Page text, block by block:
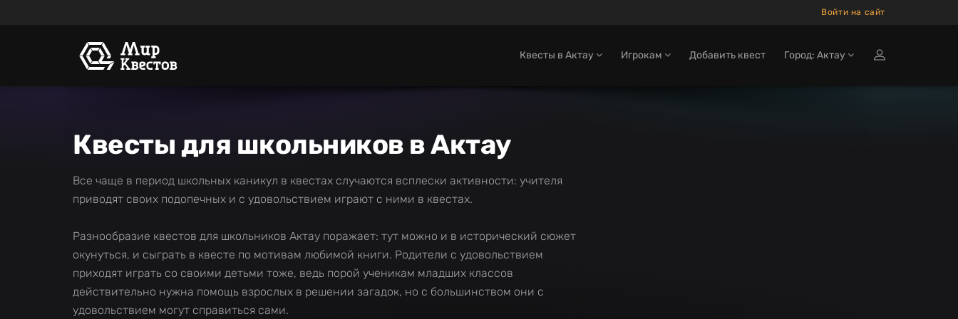
Войти на сайт
Квесты в Актау Игрокам Добавить квест Город: Актау
Квесты для школьников в Актау
Все чаще в период школьных каникул в квестах случаются всплески активности: учителя
приводят своих подопечных и с удовольствием играют с ними в квестах.
Разнообразие квестов для школьников Актау поражает: тут можно и в исторический сюжет
окунуться, и сыграть в квесте по мотивам любимой книги. Родители с удовольствием
приходят играть со своими детьми тоже, ведь порой ученикам младших классов
действительно нужна помощь взрослых в решении загадок, но с большинством они с
удовольствием могут справиться сами.